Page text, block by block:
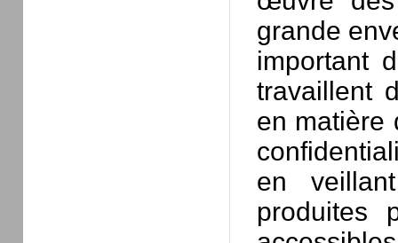
grande
important
travaillent
en matière
en
produites